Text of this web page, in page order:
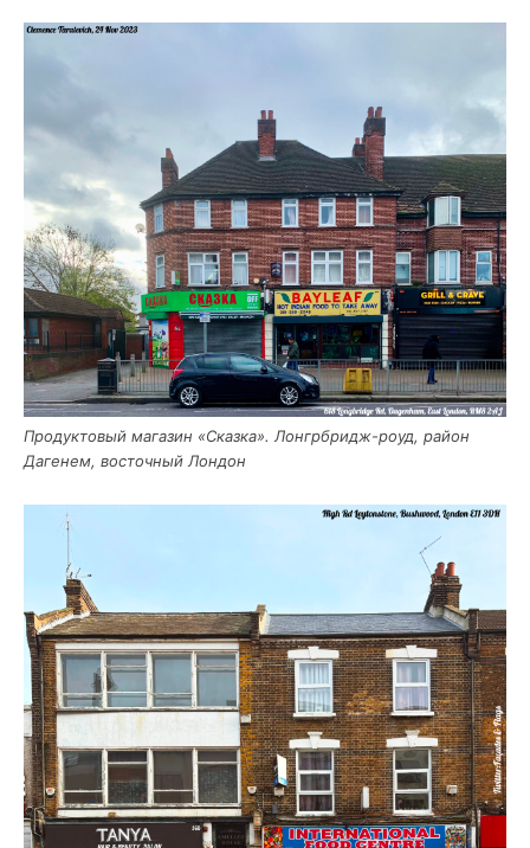
Про­дук­то­вый мага­зин «Сказ­ка». Лон­гр­бридж-роуд, рай­он
Даге­нем, восточ­ный Лондон